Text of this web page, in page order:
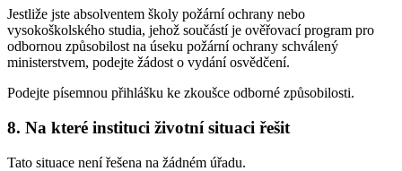
Jestliže jste absolventem školy požární ochrany nebo
vysokoškolského studia, jehož součástí je ověřovací program pro
odbornou způsobilost na úseku požární ochrany schválený
ministerstvem, podejte žádost o vydání osvědčení.
Podejte písemnou přihlášku ke zkoušce odborné způsobilosti.
8. Na které instituci životní situaci řešit
Tato situace není řešena na žádném úřadu.